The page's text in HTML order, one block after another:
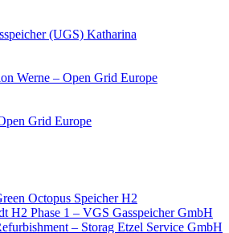
(UGS) Katharina
Werne – Open Grid Europe
Grid Europe
Octopus Speicher H2
H2 Phase 1 – VGS Gasspeicher GmbH
– Storag Etzel Service GmbH